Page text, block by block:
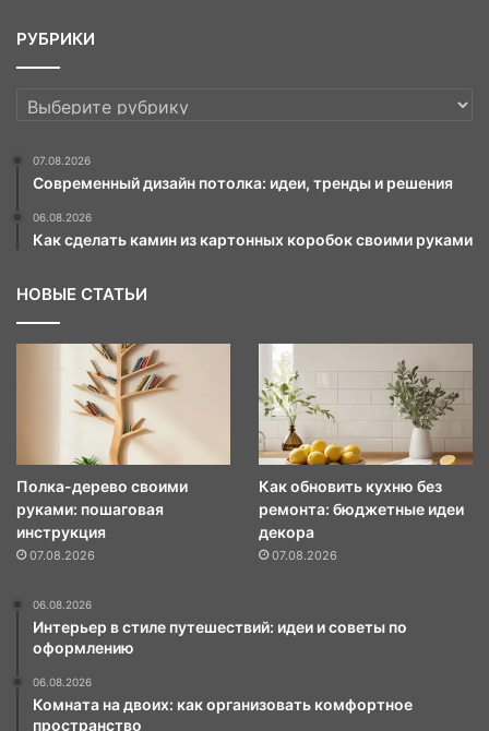
РУБРИКИ
РУБРИКИ
07.08.2026
Современный дизайн потолка: идеи, тренды и решения
06.08.2026
Как сделать камин из картонных коробок своими руками
НОВЫЕ СТАТЬИ
Полка-дерево своими
руками: пошаговая
инструкция
07.08.2026
Как обновить кухню без
ремонта: бюджетные идеи
декора
07.08.2026
06.08.2026
Интерьер в стиле путешествий: идеи и советы по
оформлению
06.08.2026
Комната на двоих: как организовать комфортное
пространство